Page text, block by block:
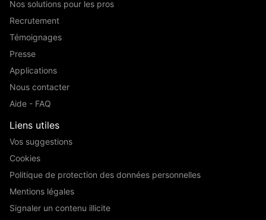
Nos solutions pour les pros
Recrutement
Témoignages
Presse
Applications
Nous contacter
Aide - FAQ
Liens utiles
Vos suggestions
Cookies
Politique de protection des données personnelles
Mentions légales
Signaler un contenu illicite